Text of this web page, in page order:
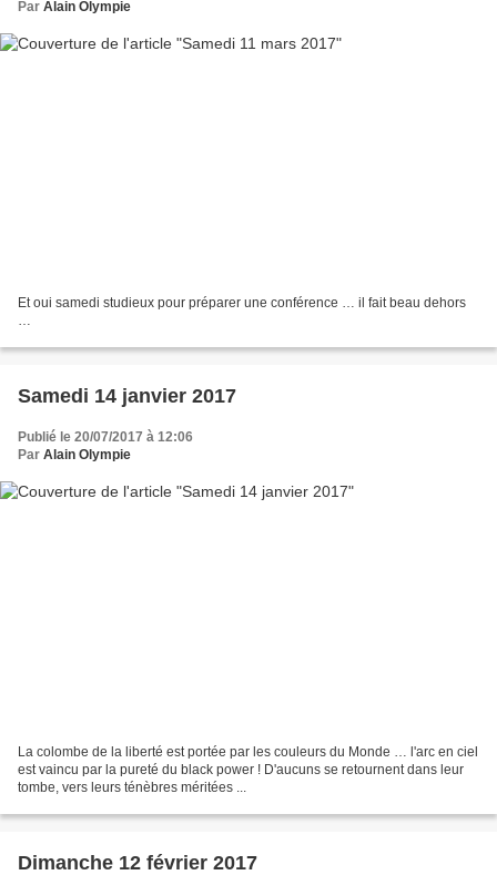
Par Alain Olympie
Et oui samedi studieux pour préparer une conférence … il fait beau dehors
…
Samedi 14 janvier 2017
Publié le 20/07/2017 à 12:06
Par Alain Olympie
La colombe de la liberté est portée par les couleurs du Monde … l'arc en ciel
est vaincu par la pureté du black power ! D'aucuns se retournent dans leur
tombe, vers leurs ténèbres méritées ...
Dimanche 12 février 2017